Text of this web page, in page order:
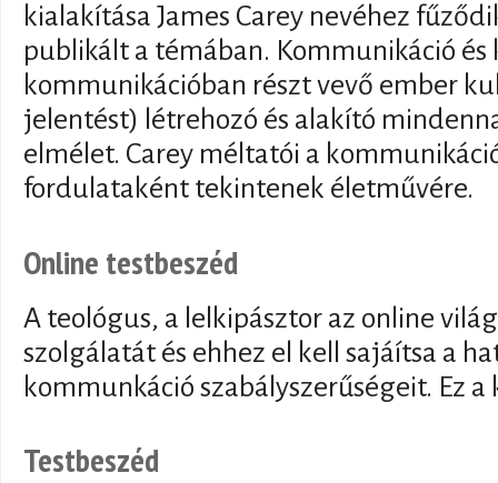
kialakítása James Carey nevéhez
publikált a témában. Kommunikáció
kommunikációban részt vevő ember
jelentést) létrehozó és alakító
elmélet. Carey méltatói a
fordulataként tekintenek életművére.
Online testbeszéd
A teológus, a lelkipásztor az online
szolgálatát és ehhez el kell sajáítsa a
kommunkáció szabályszerűségeit. Ez a
Testbeszéd